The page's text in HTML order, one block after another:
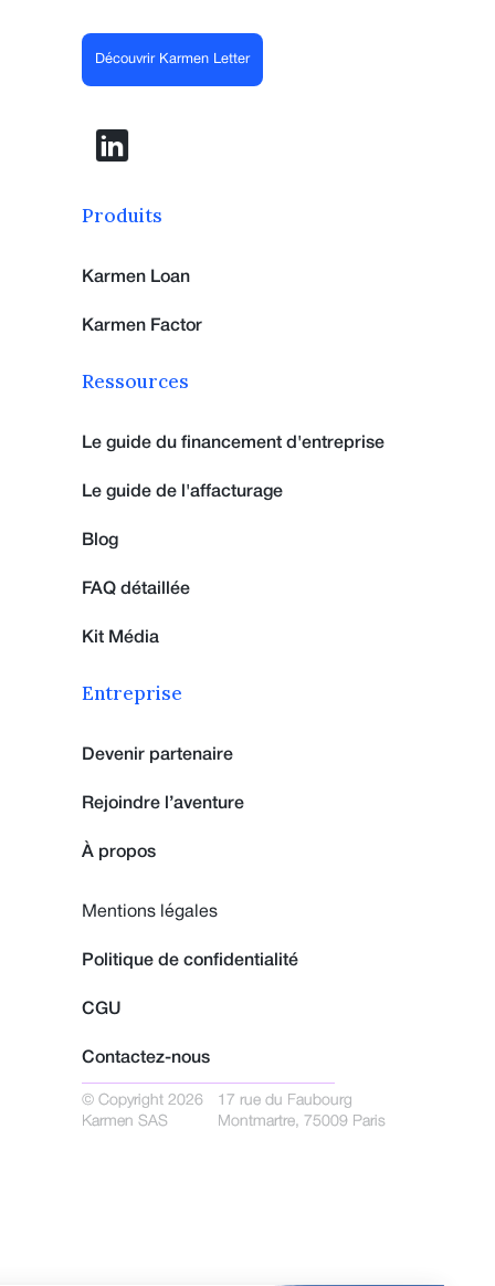
Découvrir Karmen Letter
Produits
Karmen Loan
Karmen Factor
Ressources
Le guide du financement d'entreprise
Le guide de l'affacturage
Blog
FAQ détaillée
Kit Média
Entreprise
Devenir partenaire
Rejoindre l’aventure
À propos
Mentions légales
Politique de confidentialité
CGU
Contactez-nous
© Copyright 2026
Karmen SAS
17 rue du Faubourg
Montmartre, 75009 Paris